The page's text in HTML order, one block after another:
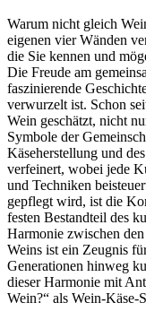
Warum nicht gleich
eigenen vier Wänden
die Sie kennen und
Die Freude am
faszinierende
verwurzelt ist. Schon
Wein geschätzt, nicht
Symbole der
Käseherstellung und
verfeinert, wobei jede
und Techniken
gepflegt wird, ist die
festen Bestandteil des
Harmonie zwischen
Weins ist ein Zeugnis
Generationen hinweg
dieser Harmonie mit
Wein?“ als Wein-Käse-